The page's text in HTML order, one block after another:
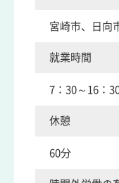
宮崎市、日向
就業時間
7：30～16：
休憩
60分